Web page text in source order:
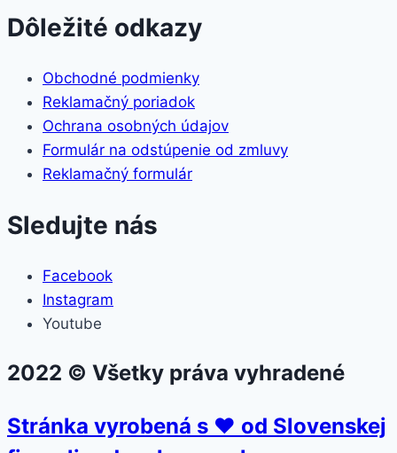
Dôležité odkazy
Obchodné podmienky
Reklamačný poriadok
Ochrana osobných údajov
Formulár na odstúpenie od zmluvy
Reklamačný formulár
Sledujte nás
Facebook
Instagram
Youtube
2022 © Všetky práva vyhradené
Stránka vyrobená s ❤ od Slovenskej